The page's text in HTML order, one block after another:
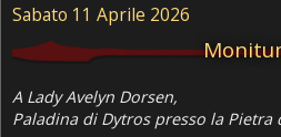
Sabato 11 Aprile 2026
A Lady Avelyn Dorsen,
Paladina di Dytros presso la Pietra